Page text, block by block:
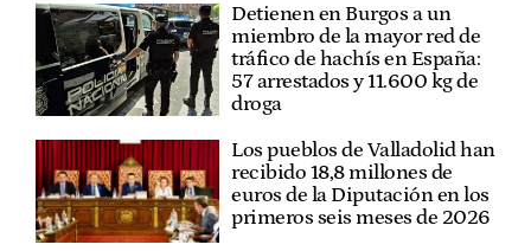
Detienen en Burgos a un
miembro de la mayor red de
tráfico de hachís en España:
57 arrestados y 11.600 kg de
droga
Los pueblos de Valladolid han
recibido 18,8 millones de
euros de la Diputación en los
primeros seis meses de 2026